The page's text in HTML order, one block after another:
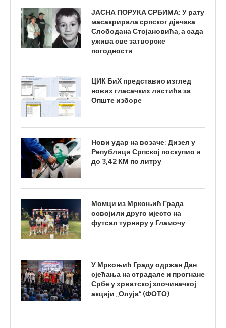
ЈАСНА ПОРУКА СРБИМА: У рату
масакрирала српског дјечака
Слободана Стојановића, а сада
ужива све затворске
погодности
ЦИК БиХ представио изглед
нових гласачких листића за
Опште изборе
Нови удар на возаче: Дизел у
Републици Српској поскупио и
до 3,42 КМ по литру
Момци из Мркоњић Града
освојили друго мјесто на
футсал турниру у Гламочу
У Мркоњић Граду одржан Дан
сјећања на страдале и прогнане
Србе у хрватској злочиначкој
акцији „Олуја“ (ФОТО)